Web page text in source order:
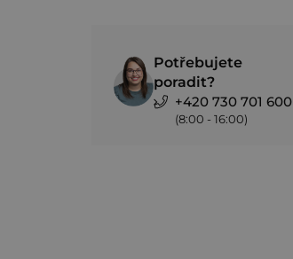
Potřebujete
poradit?
+420 730 701 600
(8:00 - 16:00)